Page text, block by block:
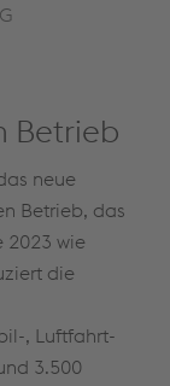
Betrieb
neue
Betrieb, das
2023 wie
die
, Luftfahrt-
3.500